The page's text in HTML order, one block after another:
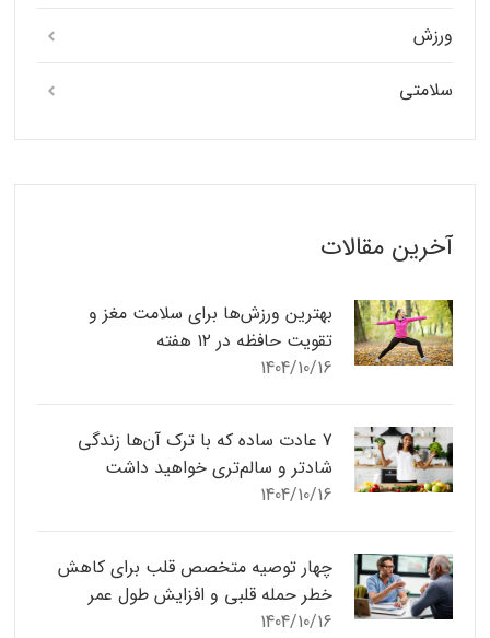
ورزش
سلامتی
آخرین مقالات
بهترین ورزش‌ها برای سلامت مغز و
تقویت حافظه در ۱۲ هفته
1404/10/16
7 عادت ساده که با ترک آن‌ها زندگی
شادتر و سالم‌تری خواهید داشت
1404/10/16
چهار توصیه متخصص قلب برای کاهش
خطر حمله قلبی و افزایش طول عمر
1404/10/16